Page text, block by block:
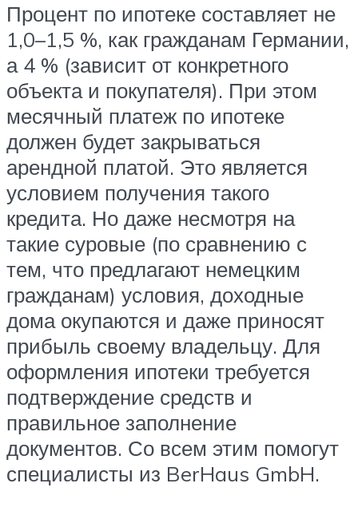
Процент по ипотеке составляет не
1,0–1,5 %, как гражданам Германии,
а 4 % (зависит от конкретного
объекта и покупателя). При этом
месячный платеж по ипотеке
должен будет закрываться
арендной платой. Это является
условием получения такого
кредита. Но даже несмотря на
такие суровые (по сравнению с
тем, что предлагают немецким
гражданам) условия, доходные
дома окупаются и даже приносят
прибыль своему владельцу. Для
оформления ипотеки требуется
подтверждение средств и
правильное заполнение
документов. Со всем этим помогут
специалисты из BerHaus GmbH.